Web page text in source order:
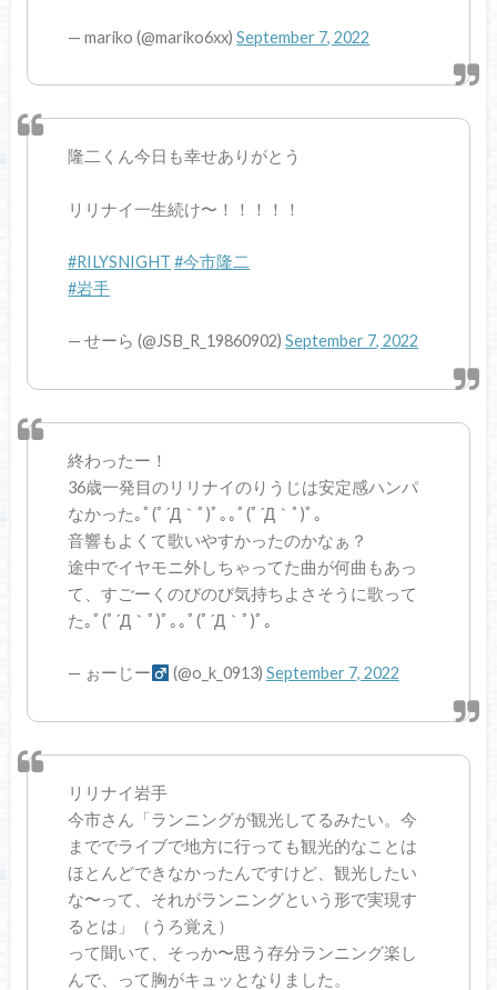
— mariko (@mariko6xx)September 7, 2022
隆二くん今日も幸せありがとう
リリナイ一生続け〜！！！！！
#RILYSNIGHT #今市隆二
#岩手
— せーら (@JSB_R_19860902)September 7, 2022
終わったー！
36歳一発目のリリナイのりうじは安定感ハンパ
なかった｡ﾟ(ﾟ´Д｀ﾟ)ﾟ｡｡ﾟ(ﾟ´Д｀ﾟ)ﾟ｡
音響もよくて歌いやすかったのかなぁ？
途中でイヤモニ外しちゃってた曲が何曲もあっ
て、すごーくのびのび気持ちよさそうに歌って
た｡ﾟ(ﾟ´Д｀ﾟ)ﾟ｡｡ﾟ(ﾟ´Д｀ﾟ)ﾟ｡
— ぉーじー‍ (@o_k_0913) September 7, 2022
リリナイ岩手
今市さん「ランニングが観光してるみたい。今
まででライブで地方に行っても観光的なことは
ほとんどできなかったんですけど、観光したい
な〜って、それがランニングという形で実現す
るとは」（うろ覚え）
って聞いて、そっか〜思う存分ランニング楽し
んで、って胸がキュッとなりました。